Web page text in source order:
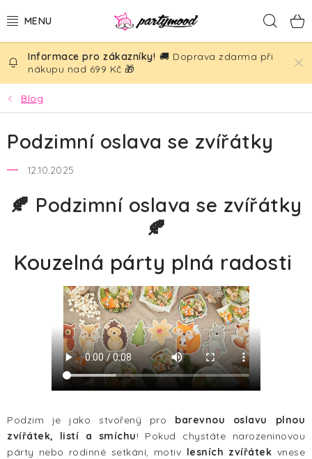
na
BALÓNKY
PÁRTY DEKORACE
PÁRTY DOPLŇKY
TÉMATA
NAROZENINY
HALLOWEEN
SILVESTR
VÁNOCE
Kontakt O nás
Doprava a platba
Vrácení zboží a reklamace
Blog
🚚 Doprava zdarma při
nákupu nad 699 Kč 🎁
Blog
Podzimní oslava se zvířátky
12.10.2025
🍂 Podzimní oslava se zvířátky
🍂
Kouzelná párty plná radosti
Podzim je jako stvořený pro barevnou oslavu plnou
zvířátek, listí a smíchu! Pokud chystáte narozeninovou
párty nebo rodinné setkání, motiv lesních zvířátek vnese